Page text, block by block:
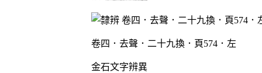
卷四．去聲．二十九換．頁574．左
金石文字辨異